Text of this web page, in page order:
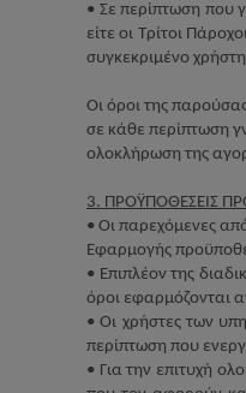
• Σε περίπτωση που
είτε οι Τρίτοι
συγκεκριμένο
Οι όροι της
σε κάθε περίπτωση
ολοκλήρωση της
3. ΠΡΟΫΠΟΘΕΣΕΙΣ
• Οι παρεχόμενες
Εφαρμογής
• Επιπλέον της
όροι εφαρμόζονται
• Οι χρήστες των
περίπτωση που
• Για την επιτυχή